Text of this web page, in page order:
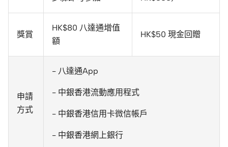
獎賞
HK$80 八達通增值
額
HK$50 現金回贈
申請
方式
- 八達通App
- 中銀香港流動應用程式
- 中銀香港信用卡微信帳戶
- 中銀香港網上銀行